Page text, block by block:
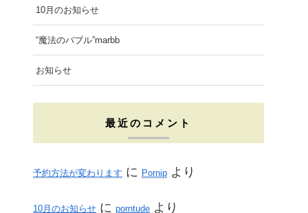
k a
m
10月のお知らせ
“魔法のバブル”marbb
お知らせ
最近のコメント
予約方法が変わります に Pornip より
10月のお知らせ に porntude より